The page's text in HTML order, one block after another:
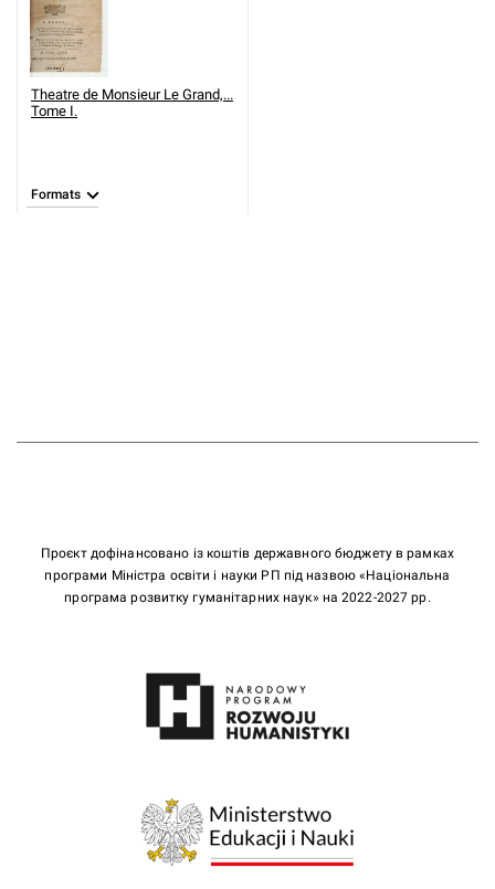
Theatre de Monsieur Le Grand,...
Tome I.
Formats
Проєкт дофінансовано із коштів державного бюджету в рамках
програми Міністра освіти і науки РП під назвою «Національна
програма розвитку гуманітарних наук» на 2022-2027 рр.